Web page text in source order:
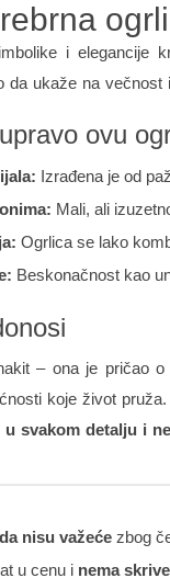
i elegancije
da ukaže na
ovu
Izrađena je od
Mali, ali
Ogrlica se lako
Beskonačnost kao
– ona je pričao
koje život
svakom detalju i
nisu važeće zbog
u cenu i nema